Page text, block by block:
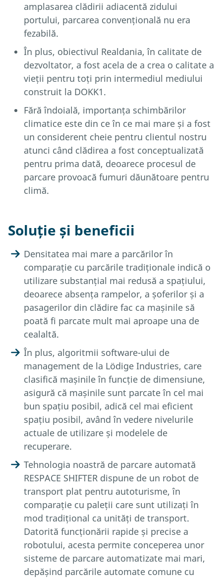
amplasarea clădirii adiacentă zidului
portului, parcarea convențională nu era
fezabilă.
În plus, obiectivul Realdania, în calitate de
dezvoltator, a fost acela de a crea o calitate a
vieții pentru toți prin intermediul mediului
construit la DOKK1.
Fără îndoială, importanța schimbărilor
climatice este din ce în ce mai mare și a fost
un considerent cheie pentru clientul nostru
atunci când clădirea a fost conceptualizată
pentru prima dată, deoarece procesul de
parcare provoacă fumuri dăunătoare pentru
climă.
Soluție și beneficii
Densitatea mai mare a parcărilor în
comparație cu parcările tradiționale indică o
utilizare substanțial mai redusă a spațiului,
deoarece absența rampelor, a șoferilor și a
pasagerilor din clădire fac ca mașinile să
poată fi parcate mult mai aproape una de
cealaltă.
În plus, algoritmii software-ului de
management de la Lödige Industries, care
clasifică mașinile în funcție de dimensiune,
asigură că mașinile sunt parcate în cel mai
bun spațiu posibil, adică cel mai eficient
spațiu posibil, având în vedere nivelurile
actuale de utilizare și modelele de
recuperare.
Tehnologia noastră de parcare automată
RESPACE SHIFTER dispune de un robot de
transport plat pentru autoturisme, în
comparație cu paleții care sunt utilizați în
mod tradițional ca unități de transport.
Datorită funcționării rapide și precise a
robotului, acesta permite conceperea unor
sisteme de parcare automatizate mai mari,
depășind parcările automate comune cu